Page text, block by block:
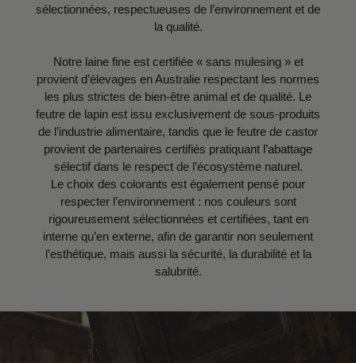
sélectionnées, respectueuses de l’environnement et de
la qualité.
Notre laine fine est certifiée « sans mulesing » et
provient d’élevages en Australie respectant les normes
les plus strictes de bien-être animal et de qualité. Le
feutre de lapin est issu exclusivement de sous-produits
de l’industrie alimentaire, tandis que le feutre de castor
provient de partenaires certifiés pratiquant l’abattage
sélectif dans le respect de l’écosystème naturel.
Le choix des colorants est également pensé pour
respecter l’environnement : nos couleurs sont
rigoureusement sélectionnées et certifiées, tant en
interne qu’en externe, afin de garantir non seulement
l’esthétique, mais aussi la sécurité, la durabilité et la
salubrité.